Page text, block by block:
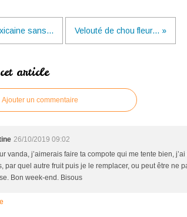
sans... Velouté de chou fleur... »
article
Ajouter un commentaire
26/10/2019 09:02
vanda, j’aimerais faire ta compote qui me tente bien,
par quel autre fruit puis je le remplacer, ou peut être ne
Bon week-end. Bisous